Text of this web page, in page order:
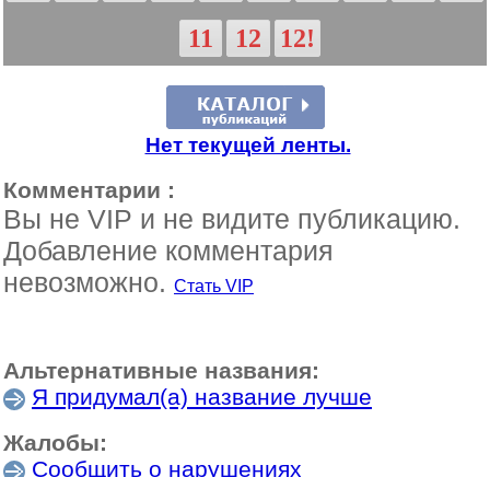
11
12 12!
Нет текущей ленты.
Комментарии :
Вы не VIP и не видите публикацию.
Добавление комментария
невозможно. Стать VIP
Альтернативные названия:
Я придумал(а) название лучше
Жалобы:
Сообщить о нарушениях